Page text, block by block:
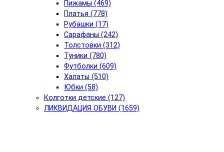
Пижамы (469)
Платья (778)
Рубашки (17)
Сарафаны (242)
Толстовки (312)
Туники (780)
Футболки (609)
Халаты (510)
Юбки (58)
Колготки детские (127)
ЛИКВИДАЦИЯ ОБУВИ (1659)